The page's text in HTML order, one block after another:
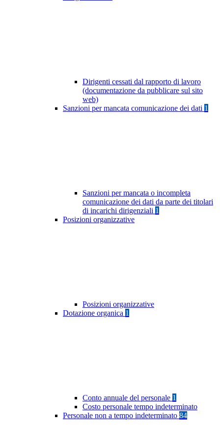
Dirigenti cessati dal rapporto di lavoro
(documentazione da pubblicare sul sito
web)
Sanzioni per mancata comunicazione dei dati 1
Sanzioni per mancata o incompleta
comunicazione dei dati da parte dei titolari
di incarichi dirigenziali 1
Posizioni organizzative
Posizioni organizzative
Dotazione organica 1
Conto annuale del personale 1
Costo personale tempo indeterminato
Personale non a tempo indeterminato 84